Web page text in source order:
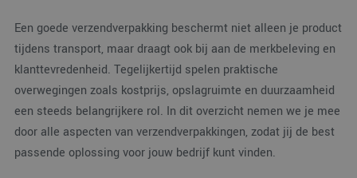
Een goede verzendverpakking beschermt niet alleen je product
tijdens transport, maar draagt ook bij aan de merkbeleving en
klanttevredenheid. Tegelijkertijd spelen praktische
overwegingen zoals kostprijs, opslagruimte en duurzaamheid
een steeds belangrijkere rol. In dit overzicht nemen we je mee
door alle aspecten van verzendverpakkingen, zodat jij de best
passende oplossing voor jouw bedrijf kunt vinden.